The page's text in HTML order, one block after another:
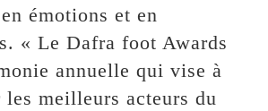
émotions et en
« Le Dafra foot Awards
annuelle qui vise à
les meilleurs acteurs du